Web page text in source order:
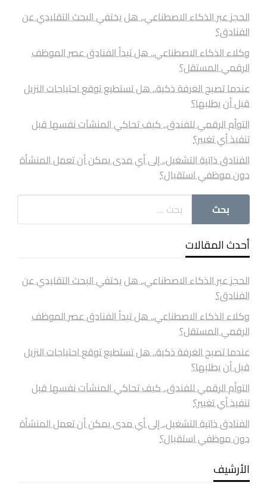
الحجز عبر الذكاء الاصطناعي.. هل يختفي البحث التقليدي عن
الفنادق؟
وكلاء الذكاء الاصطناعي.. هل تبدأ الفنادق عصر الموظف
الرقمي المستقل؟
عندما تصبح الغرفة ذكية.. هل تستطيع توقع احتياجات النزيل
قبل أن يطلبها؟
التوأم الرقمي للفندق.. كيف تحاكي المنشآت نفسها قبل
تنفيذ أي تغيير؟
الفنادق ذاتية التشغيل.. إلى أي مدى يمكن أن تعمل المنشأة
دون موظفي استقبال؟
أحدث المقالات
الحجز عبر الذكاء الاصطناعي.. هل يختفي البحث التقليدي عن
الفنادق؟
وكلاء الذكاء الاصطناعي.. هل تبدأ الفنادق عصر الموظف
الرقمي المستقل؟
عندما تصبح الغرفة ذكية.. هل تستطيع توقع احتياجات النزيل
قبل أن يطلبها؟
التوأم الرقمي للفندق.. كيف تحاكي المنشآت نفسها قبل
تنفيذ أي تغيير؟
الفنادق ذاتية التشغيل.. إلى أي مدى يمكن أن تعمل المنشأة
دون موظفي استقبال؟
الأرشيف